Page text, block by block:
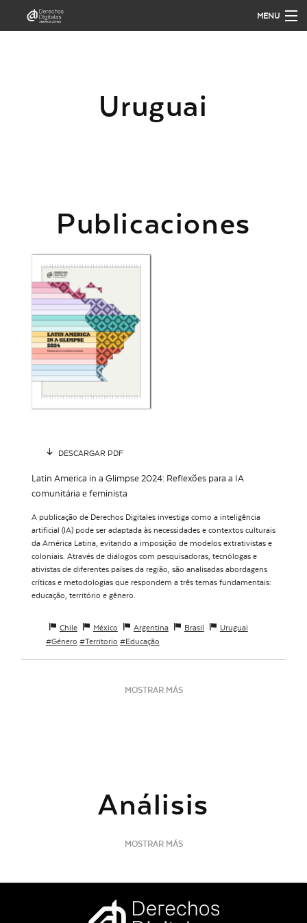
MENU
Uruguai
Publicaciones
DESCARGAR PDF
Latin America in a Glimpse 2024: Reflexões para a IA
comunitária e feminista
A publicação de Derechos Digitales investiga como a inteligência
artificial (IA) pode ser adaptada às necessidades e contextos culturais
da América Latina, evitando a imposição de modelos extrativistas e
coloniais. Através de diálogos com pesquisadoras, tecnólogas e
ativistas de diferentes países da região, são analisadas abordagens
críticas e metodologias que respondem a três temas fundamentais:
educação, território e gênero.
Chile México Argentina Brasil
Uruguai
Género
Territorio Educação
MOSTRAR MÁS
Análisis
MOSTRAR MÁS